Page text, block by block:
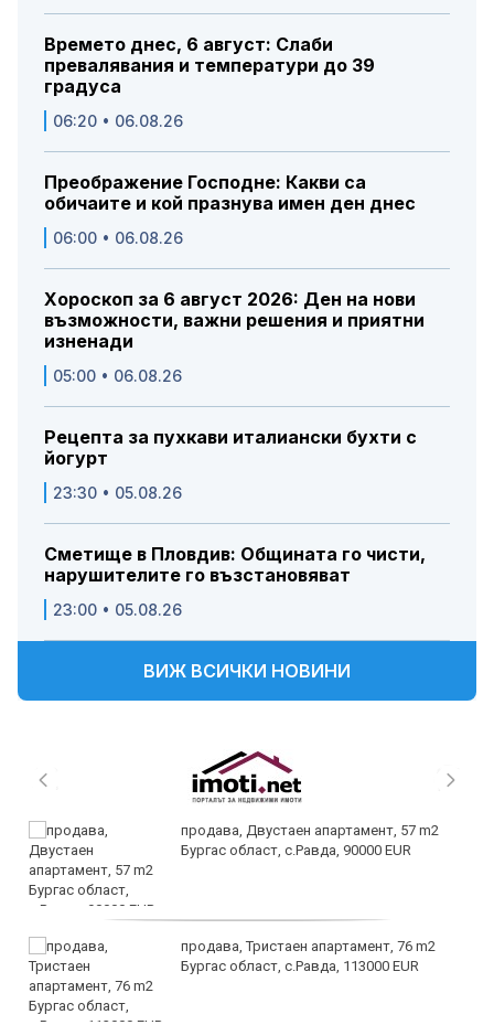
Времето днес, 6 август: Слаби
превалявания и температури до 39
градуса
06:20 • 06.08.26
Преображение Господне: Какви са
обичаите и кой празнува имен ден днес
06:00 • 06.08.26
Хороскоп за 6 август 2026: Ден на нови
възможности, важни решения и приятни
изненади
05:00 • 06.08.26
Рецепта за пухкави италиански бухти с
йогурт
23:30 • 05.08.26
Сметище в Пловдив: Общината го чисти,
нарушителите го възстановяват
23:00 • 05.08.26
ВИЖ ВСИЧКИ НОВИНИ
продава, Двустаен апартамент, 57 m2
Бургас област, с.Равда, 90000 EUR
продава, Тристаен апартамент, 76 m2
Бургас област, с.Равда, 113000 EUR